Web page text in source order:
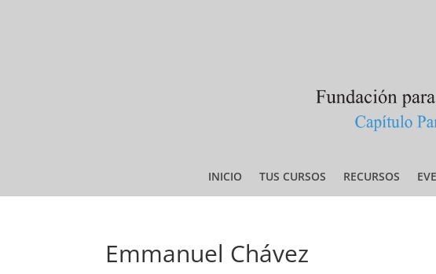
INICIO TUS CURSOS RECURSOS
Emmanuel Chávez